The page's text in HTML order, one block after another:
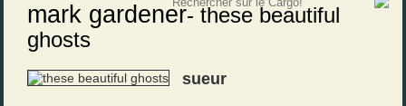
mark gardener-these beautiful
ghosts
sueur